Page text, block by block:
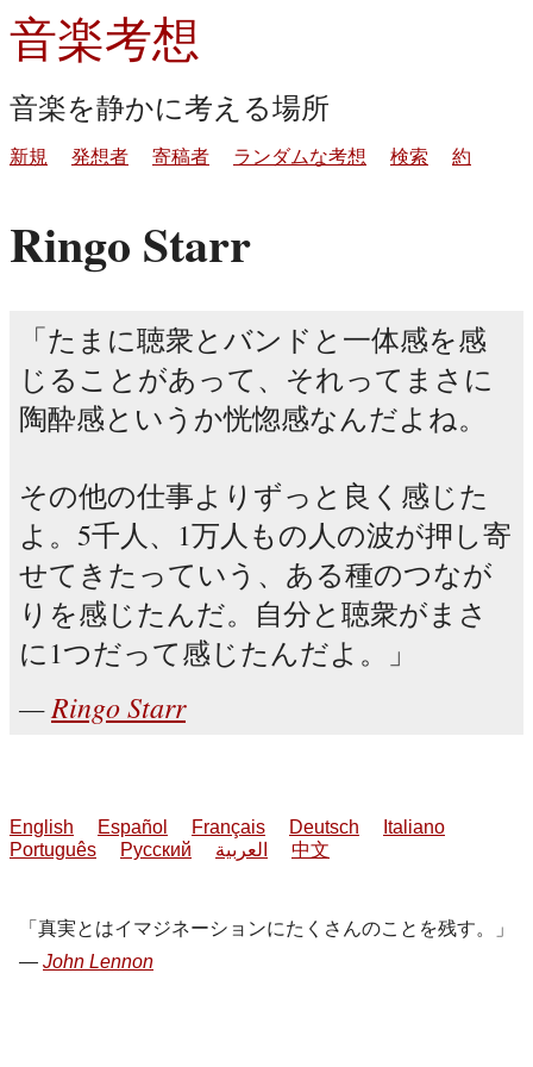
音楽考想
音楽を静かに考える場所
新規 発想者 寄稿者 ランダムな考想 検索 約
Ringo Starr
たまに聴衆とバンドと一体感を感
じることがあって、それってまさに
陶酔感というか恍惚感なんだよね。
その他の仕事よりずっと良く感じた
よ。5千人、1万人もの人の波が押し寄
せてきたっていう、ある種のつなが
りを感じたんだ。自分と聴衆がまさ
に1つだって感じたんだよ。
Ringo Starr
English Español Français Deutsch
Italiano
Português
Русский العربية 中文
真実とはイマジネーションにたくさんのことを残す。
John Lennon